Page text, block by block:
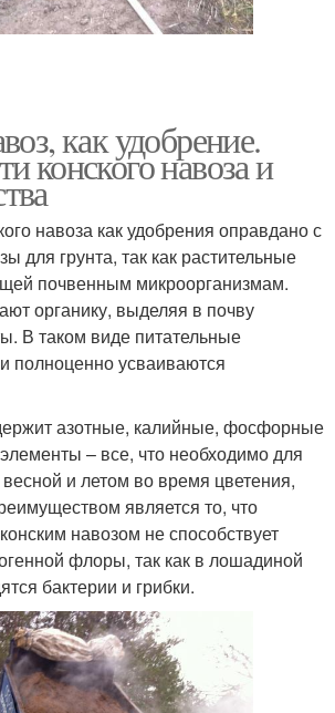
как удобрение.
конского навоза и
навоза как удобрения оправдано с
для грунта, так как растительные
почвенным микроорганизмам.
органику, выделяя в почву
В таком виде питательные
полноценно усваиваются
азотные, калийные, фосфорные
– все, что необходимо для
и летом во время цветения,
является то, что
навозом не способствует
флоры, так как в лошадиной
бактерии и грибки.